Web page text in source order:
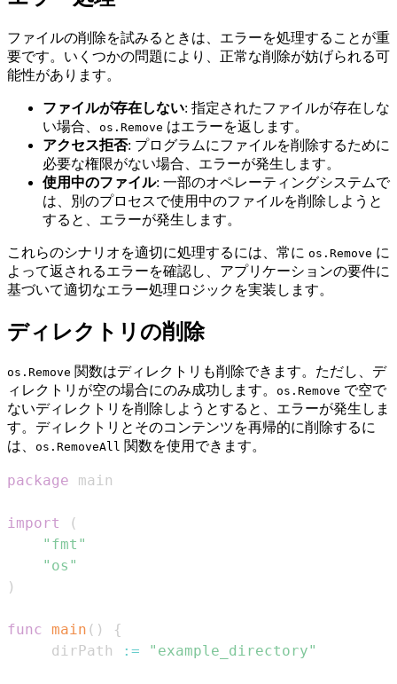
ファイルの削除を試みるときは、エラーを処理することが重
要です。いくつかの問題により、正常な削除が妨げられる可
能性があります。
ファイルが存在しない: 指定されたファイルが存在しな
い場合、 os.Remove はエラーを返します。
アクセス拒否: プログラムにファイルを削除するために
必要な権限がない場合、エラーが発生します。
使用中のファイル: 一部のオペレーティングシステムで
は、別のプロセスで使用中のファイルを削除しようと
すると、エラーが発生します。
これらのシナリオを適切に処理するには、常に os.Remove に
よって返されるエラーを確認し、アプリケーションの要件に
基づいて適切なエラー処理ロジックを実装します。
ディレクトリの削除
os.Remove 関数はディレクトリも削除できます。ただし、デ
ィレクトリが空の場合にのみ成功します。 os.Remove で空で
ないディレクトリを削除しようとすると、エラーが発生しま
す。ディレクトリとそのコンテンツを再帰的に削除するに
は、 os.RemoveAll 関数を使用できます。
package
import
(
"fmt"
"os"
)
func main ( )
{
	 dirPath
:= "example_directory"